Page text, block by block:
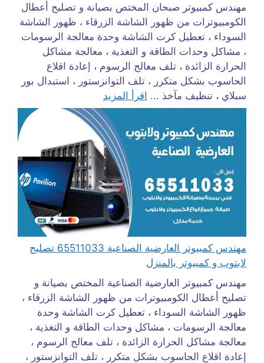
مهندس كمبيوتر صبحان المختص بصيانة و تصليح أعطال
الكومبيوترات من ظهور الشاشة الزرقاء ، ظهور الشاشة
السوداء ، تعطيل كرت الشاشة وحدة معالجة الرسومات
، مشاكل وحدات الطاقة و التغذية ، معالجة مشاكل
الحرارة الزائدة ، تلف معالج الرسوم ، إعادة اقلاع
الحاسوب بشكل متكرر ، تلف التوانزستور ، استبدال بور
سبلاي ، تنظيف مآخذ ... اقرأ المزيد
مهندس كمبيوتر العارضية الصناعية 65511033 تصليح
لابتوب و كمبيوتر بالمنزل
مهندس كمبيوتر العارضية الصناعية المختص بصيانة و
تصليح أعطال الكومبيوترات من ظهور الشاشة الزرقاء ،
ظهور الشاشة السوداء ، تعطيل كرت الشاشة وحدة
معالجة الرسومات ، مشاكل وحدات الطاقة و التغذية ،
معالجة مشاكل الحرارة الزائدة ، تلف معالج الرسوم ،
إعادة اقلاع الحاسوب بشكل متكرر ، تلف التوانزستور ،